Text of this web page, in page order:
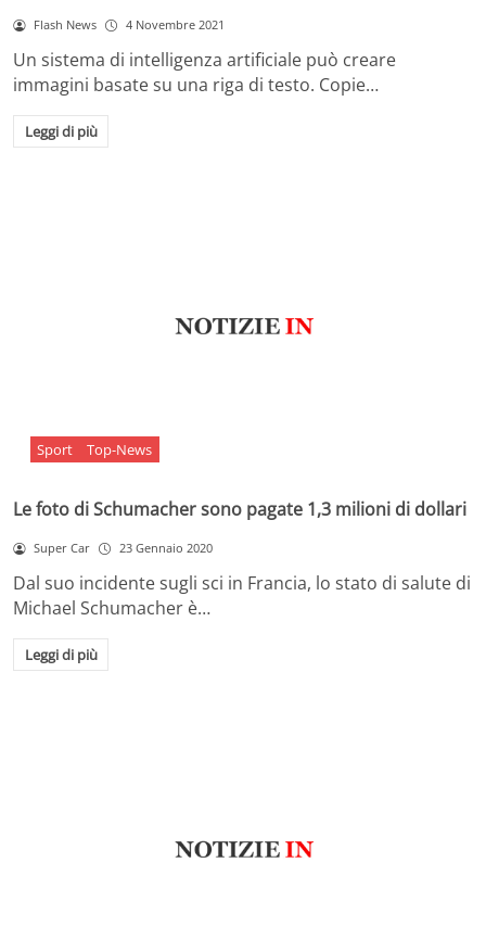
Flash News 4 Novembre 2021
Un sistema di intelligenza artificiale può creare
immagini basate su una riga di testo. Copie…
Leggi di più
Sport Top-News
Le foto di Schumacher sono pagate 1,3 milioni di dollari
Super Car 23 Gennaio 2020
Dal suo incidente sugli sci in Francia, lo stato di salute di
Michael Schumacher è…
Leggi di più